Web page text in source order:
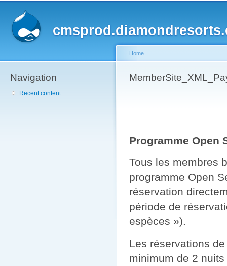
Navigation
Recent content
You are here
Home
Programme Open
Tous les membres
programme Open
réservation
période de
espèces »).
Les réservations
minimum de 2